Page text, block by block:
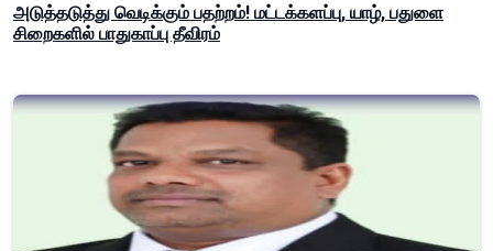
அடுத்தடுத்து வெடிக்கும் பதற்றம்! மட்டக்களப்பு, யாழ், பதுளை
சிறைகளில் பாதுகாப்பு தீவிரம்